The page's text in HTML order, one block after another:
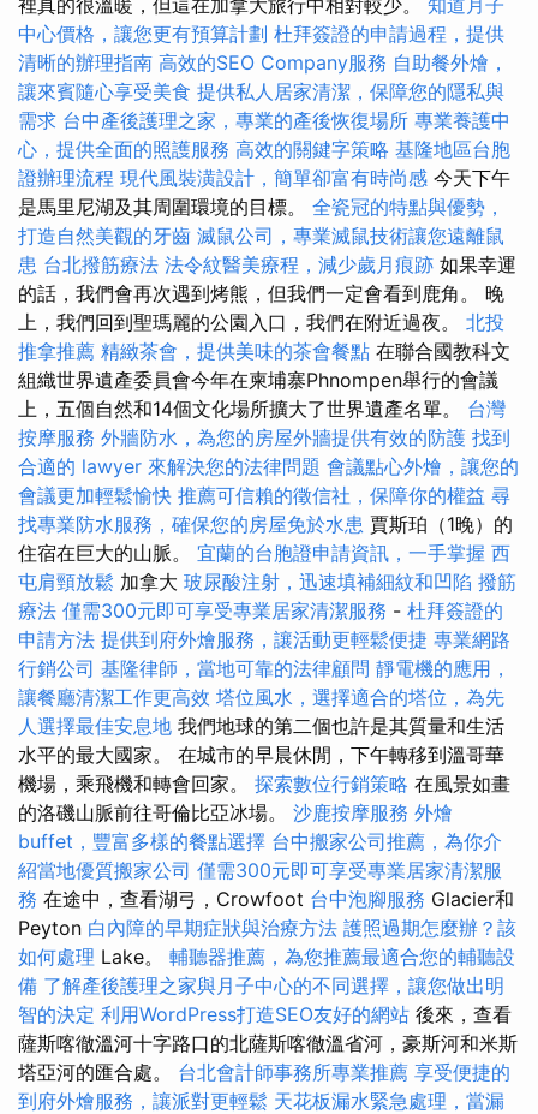
裡真的很溫暖，但這在加拿大旅行中相對較少。 知道月子
中心價格，讓您更有預算計劃 杜拜簽證的申請過程，提供
清晰的辦理指南 高效的SEO Company服務 自助餐外燴，
讓來賓隨心享受美食 提供私人居家清潔，保障您的隱私與
需求 台中產後護理之家，專業的產後恢復場所 專業養護中
心，提供全面的照護服務 高效的關鍵字策略 基隆地區台胞
證辦理流程 現代風裝潢設計，簡單卻富有時尚感 今天下午
是馬里尼湖及其周圍環境的目標。 全瓷冠的特點與優勢，
打造自然美觀的牙齒 滅鼠公司，專業滅鼠技術讓您遠離鼠
患 台北撥筋療法 法令紋醫美療程，減少歲月痕跡 如果幸運
的話，我們會再次遇到烤熊，但我們一定會看到鹿角。 晚
上，我們回到聖瑪麗的公園入口，我們在附近過夜。 北投
推拿推薦 精緻茶會，提供美味的茶會餐點 在聯合國教科文
組織世界遺產委員會今年在柬埔寨Phnompen舉行的會議
上，五個自然和14個文化場所擴大了世界遺產名單。 台灣
按摩服務 外牆防水，為您的房屋外牆提供有效的防護 找到
合適的 lawyer 來解決您的法律問題 會議點心外燴，讓您的
會議更加輕鬆愉快 推薦可信賴的徵信社，保障你的權益 尋
找專業防水服務，確保您的房屋免於水患 賈斯珀（1晚）的
住宿在巨大的山脈。 宜蘭的台胞證申請資訊，一手掌握 西
屯肩頸放鬆 加拿大 玻尿酸注射，迅速填補細紋和凹陷 撥筋
療法 僅需300元即可享受專業居家清潔服務 - 杜拜簽證的
申請方法 提供到府外燴服務，讓活動更輕鬆便捷 專業網路
行銷公司 基隆律師，當地可靠的法律顧問 靜電機的應用，
讓餐廳清潔工作更高效 塔位風水，選擇適合的塔位，為先
人選擇最佳安息地 我們地球的第二個也許是其質量和生活
水平的最大國家。 在城市的早晨休閒，下午轉移到溫哥華
機場，乘飛機和轉會回家。 探索數位行銷策略 在風景如畫
的洛磯山脈前往哥倫比亞冰場。 沙鹿按摩服務 外燴
buffet，豐富多樣的餐點選擇 台中搬家公司推薦，為你介
紹當地優質搬家公司 僅需300元即可享受專業居家清潔服
務 在途中，查看湖弓，Crowfoot 台中泡腳服務 Glacier和
Peyton 白內障的早期症狀與治療方法 護照過期怎麼辦？該
如何處理 Lake。 輔聽器推薦，為您推薦最適合您的輔聽設
備 了解產後護理之家與月子中心的不同選擇，讓您做出明
智的決定 利用WordPress打造SEO友好的網站 後來，查看
薩斯喀徹溫河十字路口的北薩斯喀徹溫省河，豪斯河和米斯
塔亞河的匯合處。 台北會計師事務所專業推薦 享受便捷的
到府外燴服務，讓派對更輕鬆 天花板漏水緊急處理，當漏